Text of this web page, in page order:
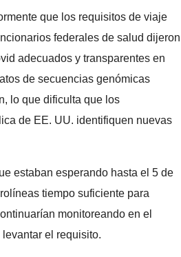
que los requisitos de viaje
federales de salud dijeron
adecuados y transparentes en
de secuencias genómicas
lo que dificulta que los
de EE. UU. identifiquen nuevas
estaban esperando hasta el 5 de
tiempo suficiente para
monitoreando en el
el requisito.